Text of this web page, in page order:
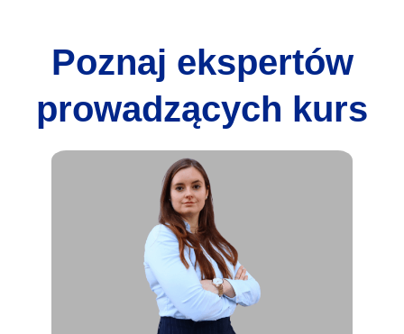
Poznaj ekspertów
prowadzących kurs